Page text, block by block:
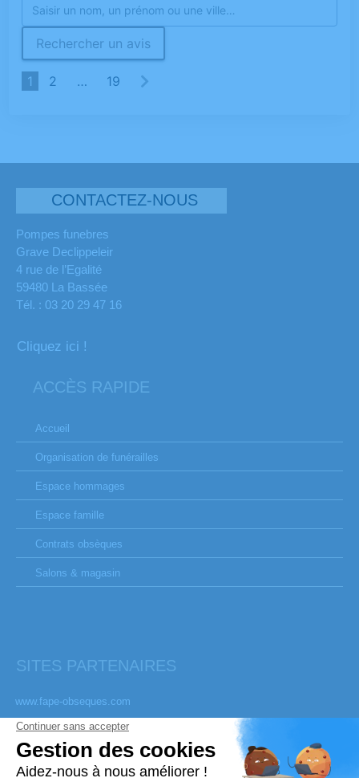
Rechercher un avis
1 2 … 19
CONTACTEZ-NOUS
Pompes funebres
Grave Declippeleir
4 rue de l’Egalité
59480 La Bassée
Tél. : 03 20 29 47 16
Cliquez ici !
ACCÈS RAPIDE
Accueil
Organisation de funérailles
Espace hommages
Espace famille
Contrats obsèques
Salons & magasin
SITES PARTENAIRES
www.fape-obseques.com
www.service-public.fr
www.framboiseetchocolat.fr